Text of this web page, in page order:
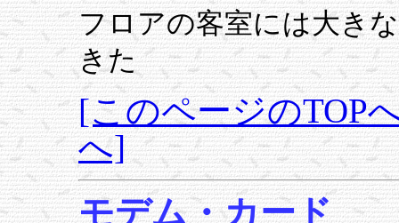
フロアの客室には大き
きた
[このページのTOP
へ]
モデム・カード